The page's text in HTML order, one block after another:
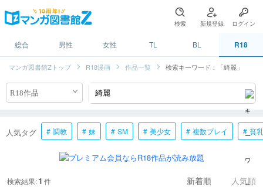
検索 新規登録 ログイン
総合 男性 女性 TL BL R18
マンガ図書館Zトップ R18漫画 作品一覧 検索キーワード：「綺麗」
人気タグ 調教 妹 SM 美少女 複数プレイ 貧乳
検索結果:1 件 新着順 人気順